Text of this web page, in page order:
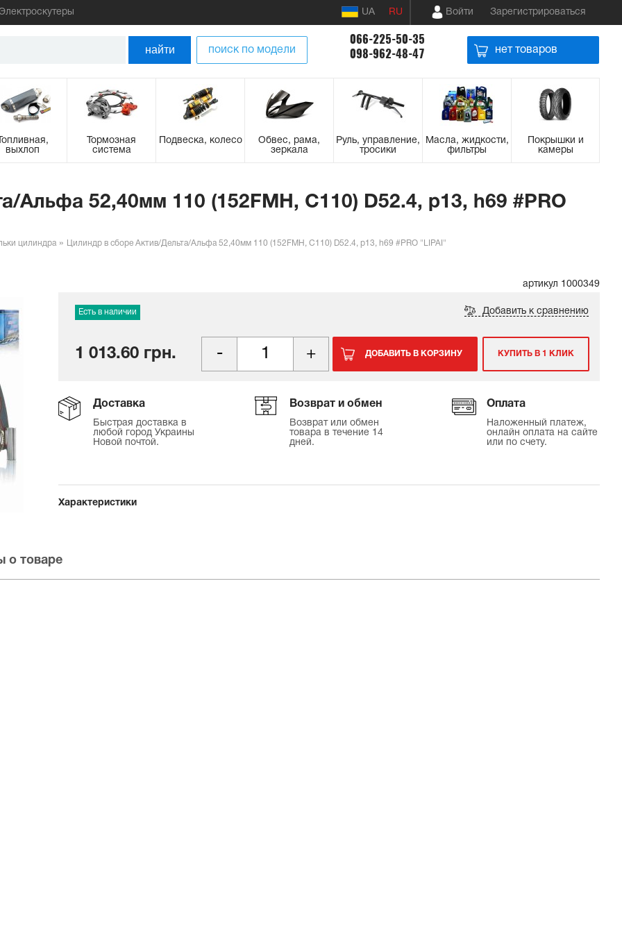
Электроскутеры UA RU Войти Зарегистрироваться
найти поиск по модели
066-225-50-35
098-962-48-47
нет товаров
выхлоп
Тормозная
система
Подвеска, колесо
Обвес, рама,
зеркала
Руль, управление,
тросики
Масла, жидкости,
фильтры
Покрышки и
камеры
Альфа 52,40мм 110 (152FMH, C110) D52.4, p13, h69 #PRO
цилиндра Цилиндр в сборе Актив/Дельта/Альфа 52,40мм 110 (152FMH, C110) D52.4, p13, h69 #PRO "LIPAI"
артикул 1000349
Есть в наличии Добавить к сравнению
1 013.60 грн. ДОБАВИТЬ В КОРЗИНУ КУПИТЬ В 1 КЛИК
Доставка
Быстрая доставка в
любой город Украины
Новой почтой.
Возврат и обмен
Возврат или обмен
товара в течение 14
дней.
Оплата
Наложенный платеж,
онлайн оплата на сайте
или по счету.
Характеристики
о товаре